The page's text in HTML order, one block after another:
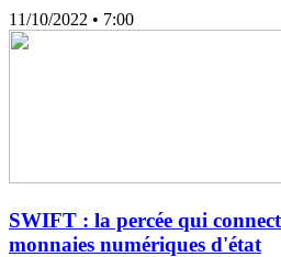
11/10/2022 • 7:00
SWIFT : la percée qui
monnaies numériques d'état